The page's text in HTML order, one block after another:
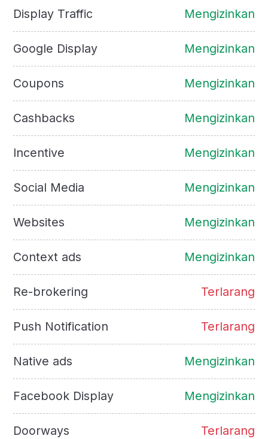
Display Traffic Mengizinkan
Google Display Mengizinkan
Coupons Mengizinkan
Cashbacks Mengizinkan
Incentive Mengizinkan
Social Media Mengizinkan
Websites Mengizinkan
Context ads Mengizinkan
Re-brokering Terlarang
Push Notification Terlarang
Native ads Mengizinkan
Facebook Display Mengizinkan
Doorways Terlarang